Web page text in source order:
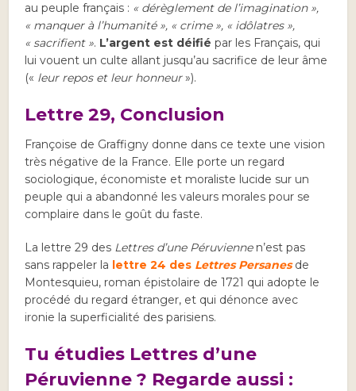
au peuple français : « dérèglement de l’imagination »,
« manquer à l’humanité », « crime », « idôlatres »,
« sacrifient ». L’argent est déifié par les Français, qui
lui vouent un culte allant jusqu’au sacrifice de leur âme
(« leur repos et leur honneur»).
Lettre 29, Conclusion
Françoise de Graffigny donne dans ce texte une vision
très négative de la France. Elle porte un regard
sociologique, économiste et moraliste lucide sur un
peuple qui a abandonné les valeurs morales pour se
complaire dans le goût du faste.
La lettre 29 des Lettres d’une Péruviennen’est pas
sans rappeler la lettre 24 des Lettres Persanesde
Montesquieu, roman épistolaire de 1721 qui adopte le
procédé du regard étranger, et qui dénonce avec
ironie la superficialité des parisiens.
Tu étudies Lettres d’une
Péruvienne ? Regarde aussi :